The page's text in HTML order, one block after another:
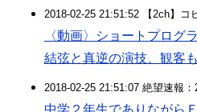
2018-02-25 21:51:52 【2ch】コ
〈動画〉ショートプログ
結弦と真逆の演技、観客
2018-02-25 21:51:07 絶望速報
中学２年生でありながら